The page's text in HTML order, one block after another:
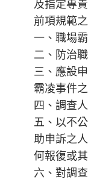
及指定專
前項規範
一、職場
二、防治
三、應設
霸凌事件
四、調查
五、以不
助申訴之
何報復或
六、對調